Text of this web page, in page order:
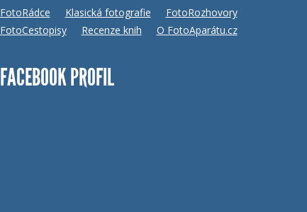
FotoRádce Klasická fotografie
FotoRozhovory
FotoCestopisy
Recenze knih O FotoAparátu.cz
FACEBOOK PROFIL